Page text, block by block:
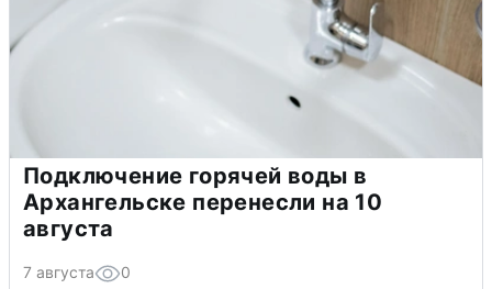
Подключение горячей воды в
Архангельске перенесли на 10
августа
7 августа 0